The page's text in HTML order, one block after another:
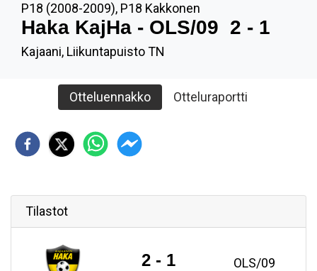
P18 (2008-2009), P18 Kakkonen
Haka KajHa - OLS/09 2 - 1
Kajaani, Liikuntapuisto TN
Otteluennakko Otteluraportti
Tilastot
2 - 1 OLS/09